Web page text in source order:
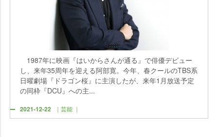
1987年に映画『はいからさんが通る』で俳優デビュー
し、来年35周年を迎える阿部寛。今年、春クールのTBS系
日曜劇場『ドラゴン桜』に主演したが、来年1月放送予定
の同枠『DCU』への主...
2021-12-22 ｜芸能 ｜